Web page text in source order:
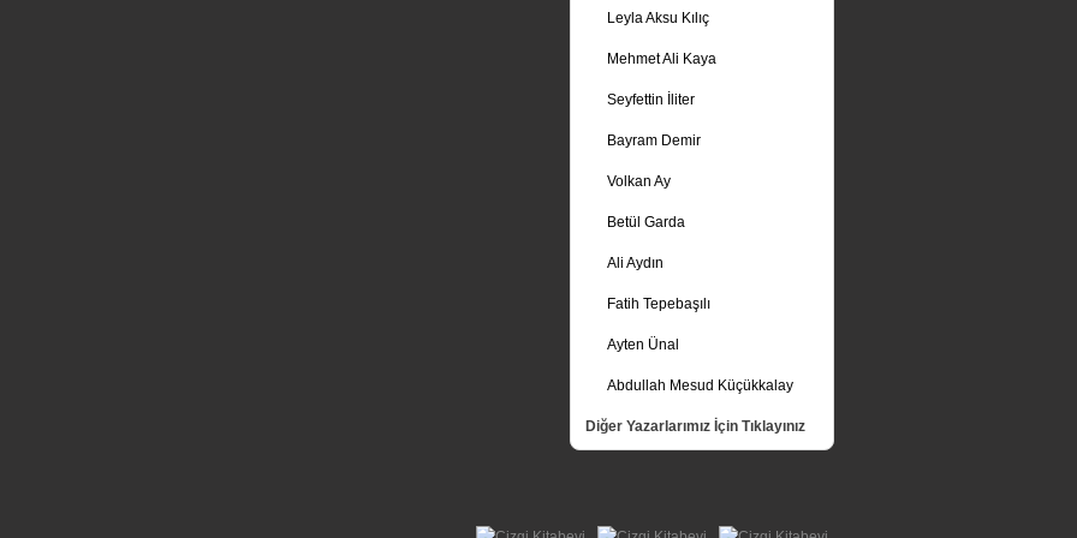
Leyla Aksu Kılıç
Mehmet Ali Kaya
Seyfettin İliter
Bayram Demir
Volkan Ay
Betül Garda
Ali Aydın
Fatih Tepebaşılı
Ayten Ünal
Abdullah Mesud Küçükkalay
Diğer Yazarlarımız İçin Tıklayınız